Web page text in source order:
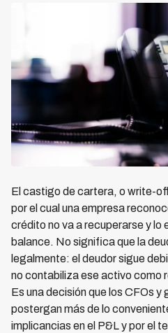
El castigo de cartera, o write-
por el cual una empresa
crédito no va a recuperarse y lo
balance. No significa que la
legalmente: el deudor sigue
no contabiliza ese activo como
Es una decisión que los CFOs
postergan más de lo
implicancias en el P&L y por el